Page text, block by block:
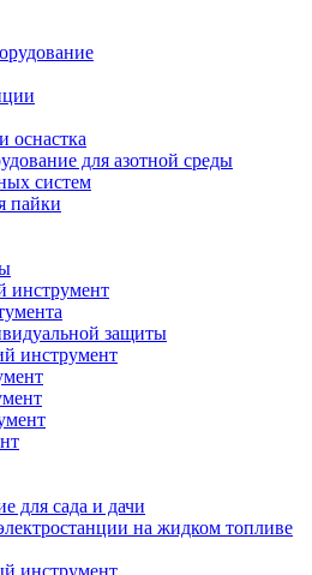
оснастка
для азотной среды
систем
пайки
инструмент
защиты
инструмент
для сада и дачи
на жидком топливе
инструмент